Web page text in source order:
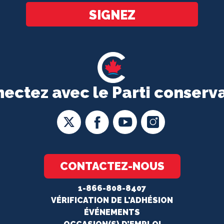
avec le Parti
CONTACTEZ-NOUS
1-866-808-8407
VÉRIFICATION DE L'ADHÉSION
ÉVÉNEMENTS
SIGNEZ